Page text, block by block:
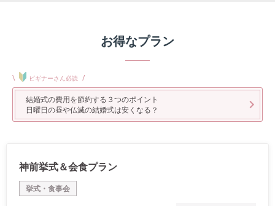
お得なプラン
\ ビギナーさん必読 /
結婚式の費用を節約する３つのポイント
日曜日の昼や仏滅の結婚式は安くなる？
神前挙式＆会食プラン
挙式・食事会